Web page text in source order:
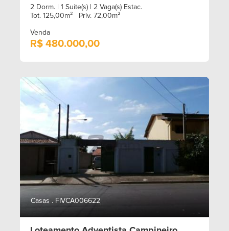
2 Dorm. | 1 Suite(s) | 2 Vaga(s) Estac.
Tot. 125,00m²
Priv. 72,00m²
Venda
R$ 480.000,00
Casas . FIVCA006622